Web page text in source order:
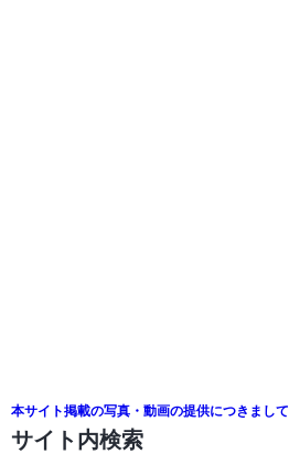
本サイト掲載の写真・動画の提供につきまして
サイト内検索